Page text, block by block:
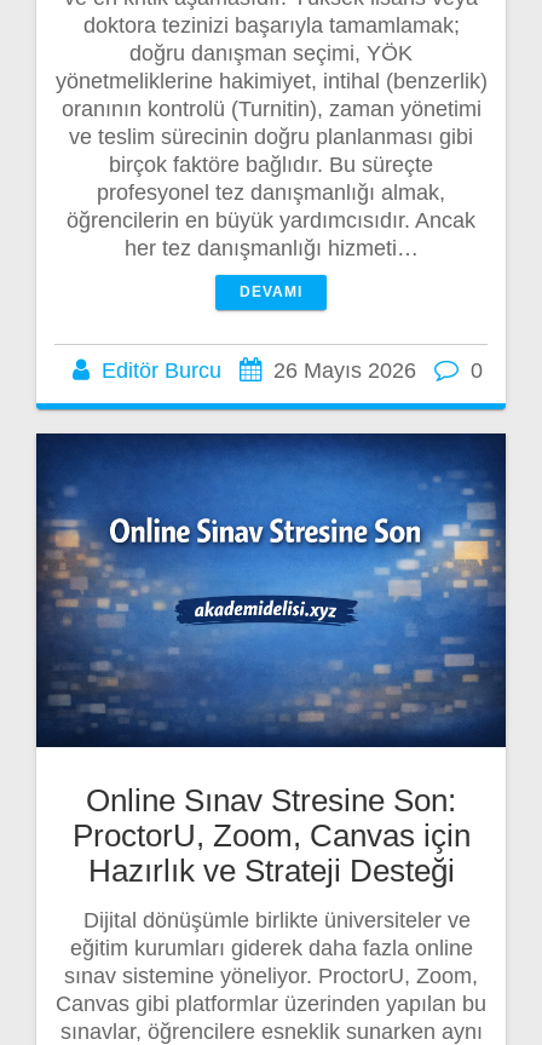
doktora tezinizi başarıyla tamamlamak;
doğru danışman seçimi, YÖK
yönetmeliklerine hakimiyet, intihal (benzerlik)
oranının kontrolü (Turnitin), zaman yönetimi
ve teslim sürecinin doğru planlanması gibi
birçok faktöre bağlıdır. Bu süreçte
profesyonel tez danışmanlığı almak,
öğrencilerin en büyük yardımcısıdır. Ancak
her tez danışmanlığı hizmeti…
DEVAMI
Editör Burcu 26 Mayıs 2026 0
Online Sınav Stresine Son:
ProctorU, Zoom, Canvas için
Hazırlık ve Strateji Desteği
Dijital dönüşümle birlikte üniversiteler ve
eğitim kurumları giderek daha fazla online
sınav sistemine yöneliyor. ProctorU, Zoom,
Canvas gibi platformlar üzerinden yapılan bu
sınavlar, öğrencilere esneklik sunarken aynı